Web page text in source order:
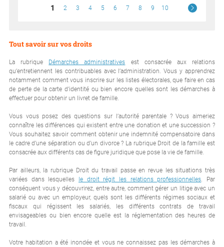
1 2 3 4 5 6 7 8 9 10
Tout savoir sur vos droits
La rubrique Démarches administratives est consacrée aux relations
qu’entretiennent les contribuables avec l’administration. Vous y apprendrez
notamment comment vous inscrire sur les listes électorales, que faire en cas
de perte de la carte d’identité ou bien encore quelles sont les démarches à
effectuer pour obtenir un livret de famille.
Vous vous posez des questions sur l’autorité parentale ? Vous aimeriez
connaître les différences qui existent entre une donation et une succession ?
Vous souhaitez savoir comment obtenir une indemnité compensatoire dans
le cadre d’une séparation ou d’un divorce ? La rubrique Droit de la famille est
consacrée aux différents cas de figure juridique que pose la vie de famille.
Par ailleurs, la rubrique Droit du travail passe en revue les situations très
variées dans lesquelles
le droit régit les relations professionnelles. Par
conséquent vous y découvrirez, entre autre, comment gérer un litige avec un
salarié ou avec un employeur, quels sont les différents régimes sociaux et
fiscaux qui régissent les salariés, les différents contrats de travail
envisageables ou bien encore quelle est la réglementation des heures de
travail.
Votre habitation a été inondée et vous ne connaissez pas les démarches à